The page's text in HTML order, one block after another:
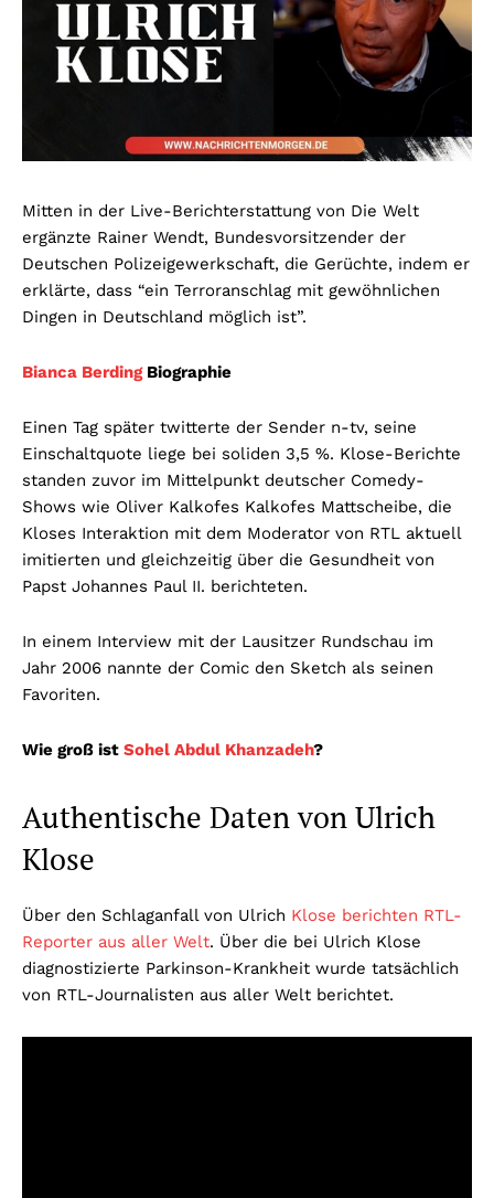
Mitten in der Live-Berichterstattung von Die Welt
ergänzte Rainer Wendt, Bundesvorsitzender der
Deutschen Polizeigewerkschaft, die Gerüchte, indem er
erklärte, dass “ein Terroranschlag mit gewöhnlichen
Dingen in Deutschland möglich ist”.
Bianca BerdingBiographie
Einen Tag später twitterte der Sender n-tv, seine
Einschaltquote liege bei soliden 3,5 %. Klose-Berichte
standen zuvor im Mittelpunkt deutscher Comedy-
Shows wie Oliver Kalkofes Kalkofes Mattscheibe, die
Kloses Interaktion mit dem Moderator von RTL aktuell
imitierten und gleichzeitig über die Gesundheit von
Papst Johannes Paul II. berichteten.
In einem Interview mit der Lausitzer Rundschau im
Jahr 2006 nannte der Comic den Sketch als seinen
Favoriten.
Wie groß ist Sohel Abdul Khanzadeh?
Authentische Daten von Ulrich
Klose
Über den Schlaganfall von Ulrich Klose berichten RTL-
Reporter aus aller Welt. Über die bei Ulrich Klose
diagnostizierte Parkinson-Krankheit wurde tatsächlich
von RTL-Journalisten aus aller Welt berichtet.